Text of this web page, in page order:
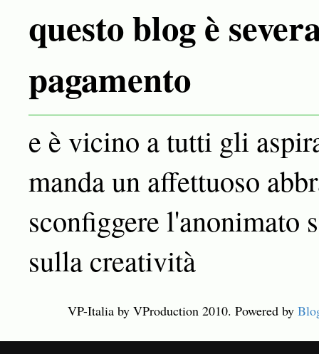
questo blog è
pagamento
e è vicino a tutti gli
manda un affettuoso
sconfiggere l'anonimato
sulla creatività
VP-Italia by VProduction 2010. Powered by